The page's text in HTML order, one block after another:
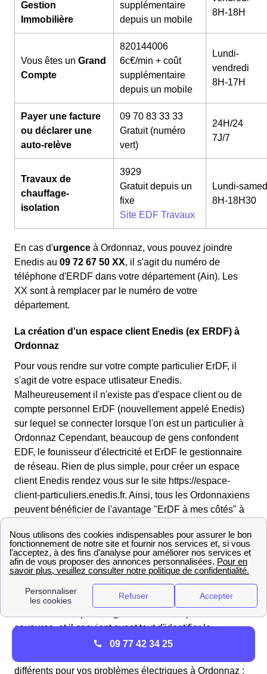
Gestion
Immobilière
supplémentaire
depuis un mobile
8H-18H
Vous êtes un Grand
Compte
820144006
6c€/min + coût
supplémentaire
depuis un mobile
Lundi-
vendredi
8H-17H
Payer une facture
ou déclarer une
auto-relève
09 70 83 33 33
Gratuit (numéro
vert)
24H/24
7J/7
Travaux de
chauffage-
isolation
3929
Gratuit depuis un
fixe
Site EDF Travaux
Lundi-
8H-18H30
En cas d'urgence à Ordonnaz, vous pouvez joindre
Enedis au 09 72 67 50 XX, il s'agit du numéro de
téléphone d'ERDF dans votre département (Ain). Les
XX sont à remplacer par le numéro de votre
département.
La création d'un espace client Enedis (ex ERDF) à
Ordonnaz
Pour vous rendre sur votre compte particulier ErDF, il
s'agit de votre espace utlisateur Enedis.
Malheureusement il n'existe pas d'espace client ou de
compte personnel ErDF (nouvellement appelé Enedis)
sur lequel se connecter lorsque l'on est un particulier à
Ordonnaz Cependant, beaucoup de gens confondent
EDF, le founisseur d'électricité et ErDF le gestionnaire
de réseau. Rien de plus simple, pour créer un espace
client Enedis rendez vous sur le site https://espace-
client-particuliers.enedis.fr. Ainsi, tous les Ordonnaxiens
peuvent bénéficier de l'avantage "ErDF à mes côtés" à
mettre à jour leurs contrats.
Vers qui se tourner en cas de panne ou de coupure
d'électricité à Ordonnaz ?
Vous n'avez plus d'électricité dans votre logement
coupures, et il convient avant tout d'identifier le
problème pour être sûr de s'adresser au bon
différents pour vos problèmes électriques à Ordonnaz :
09 77 42 34 25